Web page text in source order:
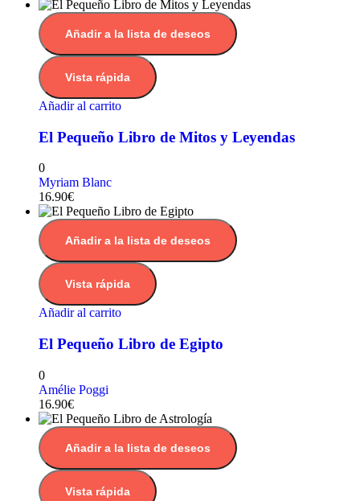
Añadir a la lista de deseos
Vista rápida
Añadir al carrito
El Pequeño Libro de Mitos y Leyendas
0
Myriam Blanc
16.90€
Añadir a la lista de deseos
Vista rápida
Añadir al carrito
El Pequeño Libro de Egipto
0
Amélie Poggi
16.90€
Añadir a la lista de deseos
Vista rápida